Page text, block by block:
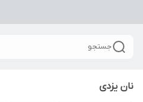
جستجو
نان یزدی